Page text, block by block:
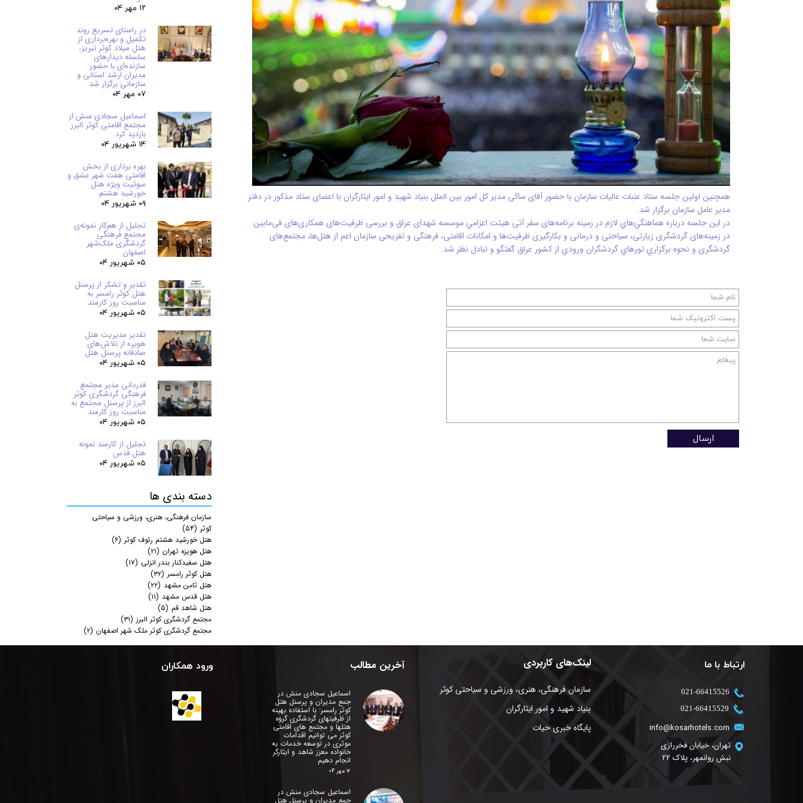
همچنین اولین جلسه ستاد عتبات عالیات سازمان با حضور آقای ساکی مدير كل امور بين الملل بنياد شهيد و امور ايثارگران با اعضای ستاد مذکور در دفتر
مدیر عامل سازمان برگزار شد.
در این جلسه درباره هماهنگي‌هاي لازم در زمینه برنامه‌های سفر آتی هيئت اعزامي موسسه شهدای عراق و بررسی ظرفیت‌های همکاری‌های فی‌مابین
در زمینه‌های گردشگری زیارتی، سیاحتی و درمانی و بکارگیری ظرفيت‌ها و امكانات اقامتی، فرهنگی و تفریحی سازمان اعم از هتل‌ها، مجتمع‌های
گردشگری و نحوه برگزاري تورهاي گردشگران ورودي از كشور عراق گفتگو و تبادل نظر شد.
ارسال
۱۲ مهر ۰۴
در راستای تسریع روند
تکمیل و بهره‌برداری از
هتل میلاد کوثر تبریز،
سلسله دیدارهای
سازنده‌ای با حضور
مدیران ارشد استانی و
سازمانی برگزار شد
۰۷ مهر ۰۴
اسماعیل سجادی منش از
مجتمع اقامتی کوثر البرز
بازدید کرد
۱۴ شهریور ۰۴
بهره برداری از بخش
اقامتی هفت شهر عشق و
سوئیت ویژه هتل
خورشید هشتم
۰۹ شهریور ۰۴
تجلیل از هم‌کار نمونه‌ی
مجتمع فرهنگی
گردشگری ملک‌شهر
اصفهان
۰۵ شهریور ۰۴
تقدیر و تشکر از پرسنل
هتل کوثر رامسر به
مناسبت روز کارمند
۰۵ شهریور ۰۴
تقدیر مدیریت هتل
هویزه از تلاش‌های
صادقانه پرسنل هتل
۰۵ شهریور ۰۴
قدردانی مدیر مجتمع
فرهنگی گردشگری کوثر
البرز از پرسنل مجتمع به
مناسبت روز کارمند
۰۵ شهریور ۰۴
تجلیل از کارمند نمونه
هتل قدس
۰۵ شهریور ۰۴
دسته بندی ها
سازمان فرهنگی، هنری، ورزشی و سیاحتی
کوثر (۵۴)
هتل خورشید هشتم رئوف کوثر (۶)
هتل هویزه تهران (۲۱)
هتل سفیدکنار بندر انزلی (۱۷)
هتل کوثر رامسر (۳۲)
هتل ثامن مشهد (۲۲)
هتل قدس مشهد (۱۱)
هتل شاهد قم (۵)
مجتمع گردشگری کوثر البرز (۳۱)
مجتمع گردشگری کوثر ملک شهر اصفهان (۲)
ارتباط با ما
info@kosarhotels.com
تهران، خیابان فخررازی
نبش روانمهر، پلاک 22
​021-66415526
​021-66415529
سازمان فرهنگی، هنری، ورزشی و سیاحتی کوثر
بنیاد شهید و امور ایثارگران
پایگاه خبری حیات
لینک‌های کاربردی آخرین مطالب
اسماعیل سجادی منش در
جمع مدیران و پرسنل هتل
کوثر رامسر: با استفاده بهینه
از ظرفیتهای گردشگری گروه
هتلها و مجتمع های اقامتی
کوثر می توانیم اقدامات
موثری در توسعه خدمات به
خانواده معزز شاهد و ایثارگر
انجام دهیم
۱۲ مهر ۰۴
اسماعیل سجادی منش در
جمع مدیران و پرسنل هتل
ورود همکاران